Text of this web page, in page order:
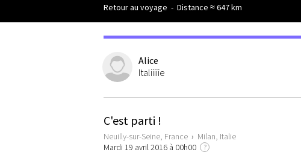
Retour au voyage - Distance ≈ 647 km
Alice
Italiiiiie
C'est parti !
Neuilly-sur-Seine, France › Milan, Italie
Mardi 19 avril 2016 à 00h00
?